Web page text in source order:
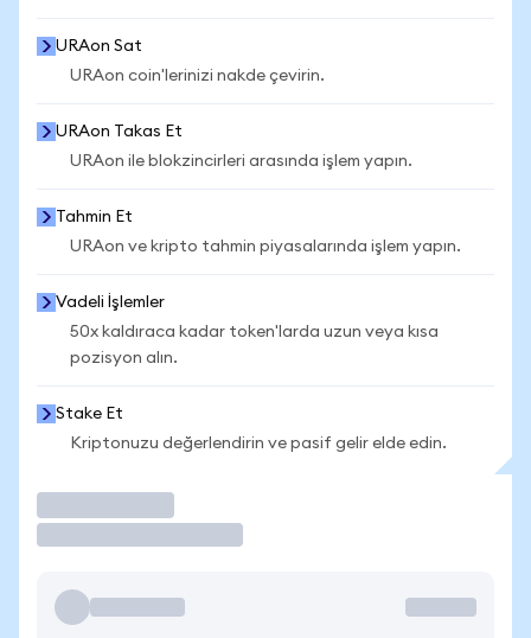
URAon Sat
URAon coin'lerinizi nakde çevirin.
URAon Takas Et
URAon ile blokzincirleri arasında işlem yapın.
Tahmin Et
URAon ve kripto tahmin piyasalarında işlem yapın.
Vadeli İşlemler
50x kaldıraca kadar token'larda uzun veya kısa
pozisyon alın.
Stake Et
Kriptonuzu değerlendirin ve pasif gelir elde edin.